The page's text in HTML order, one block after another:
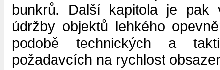
bunkrů. Další kapitola je pak
údržby objektů lehkého
podobě technických a
požadavcích na rychlost